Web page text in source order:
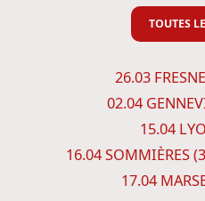
TOUTES
26.03
02.04
15.04
16.04 SOMMIÈRES
17.04